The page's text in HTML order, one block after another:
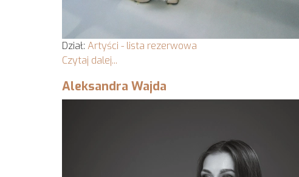
Dział: Artyści - lista rezerwowa
Czytaj dalej...
Aleksandra Wajda